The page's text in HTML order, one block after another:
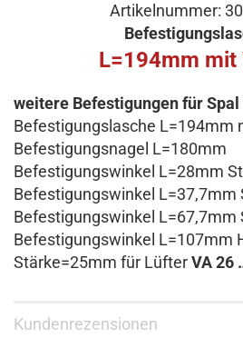
Artikelnummer:
L=194mm mit
weitere Befestigungen für
Befestigungslasche L=194mm
Befestigungsnagel L=180mm
Befestigungswinkel L=28mm
Befestigungswinkel L=37,7mm
Befestigungswinkel L=67,7mm
Befestigungswinkel L=107mm
Stärke=25mm für LüfterVA 26
Kundenrezensionen